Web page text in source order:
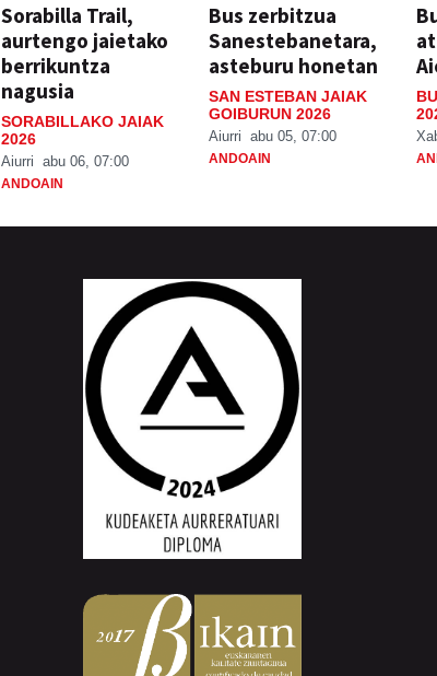
Sorabilla Trail,
aurtengo jaietako
berrikuntza
nagusia
SORABILLAKO JAIAK
2026
Aiurri abu 06, 07:00
ANDOAIN
Bus zerbitzua
Sanestebanetara,
asteburu honetan
SAN ESTEBAN JAIAK
GOIBURUN 2026
Aiurri abu 05, 07:00
ANDOAIN